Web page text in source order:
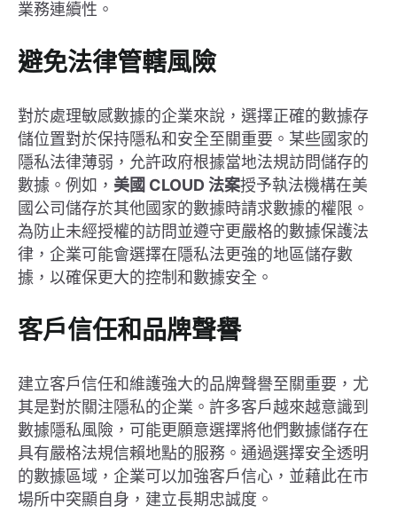
業務連續性。
避免法律管轄風險
對於處理敏感數據的企業來說，選擇正確的數據存
儲位置對於保持隱私和安全至關重要。某些國家的
隱私法律薄弱，允許政府根據當地法規訪問儲存的
數據。例如， 美國 CLOUD 法案授予執法機構在美
國公司儲存於其他國家的數據時請求數據的權限。
為防止未經授權的訪問並遵守更嚴格的數據保護法
律，企業可能會選擇在隱私法更強的地區儲存數
據，以確保更大的控制和數據安全。
客戶信任和品牌聲譽
建立客戶信任和維護強大的品牌聲譽至關重要，尤
其是對於關注隱私的企業。許多客戶越來越意識到
數據隱私風險，可能更願意選擇將他們數據儲存在
具有嚴格法規信賴地點的服務。通過選擇安全透明
的數據區域，企業可以加強客戶信心，並藉此在市
場所中突顯自身，建立長期忠誠度。